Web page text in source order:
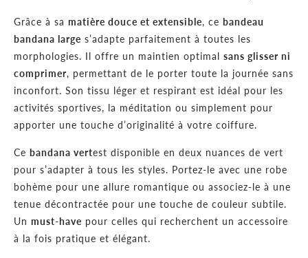
Grâce à sa matière douce et extensible, ce bandeau
bandana large s’adapte parfaitement à toutes les
morphologies. Il offre un maintien optimal sans glisser ni
comprimer, permettant de le porter toute la journée sans
inconfort. Son tissu léger et respirant est idéal pour les
activités sportives, la méditation ou simplement pour
apporter une touche d’originalité à votre coiffure.
Ce bandana vertest disponible en deux nuances de vert
pour s’adapter à tous les styles. Portez-le avec une robe
bohème pour une allure romantique ou associez-le à une
tenue décontractée pour une touche de couleur subtile.
Un must-have pour celles qui recherchent un accessoire
à la fois pratique et élégant.